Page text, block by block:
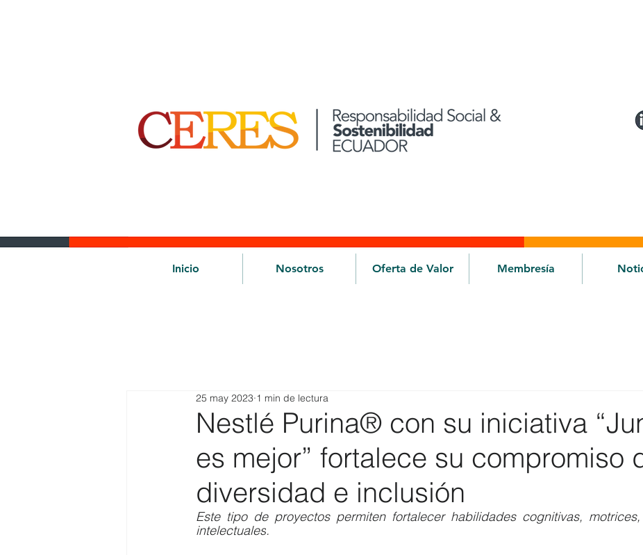
Inicio Nosotros Oferta de Valor Membresía
Nestlé Purina® con su iniciativa
es mejor” fortalece su compromiso
diversidad e inclusión
25 may 2023 1 min de lectura
Este tipo de proyectos permiten fortalecer habilidades cognitivas,
intelectuales.